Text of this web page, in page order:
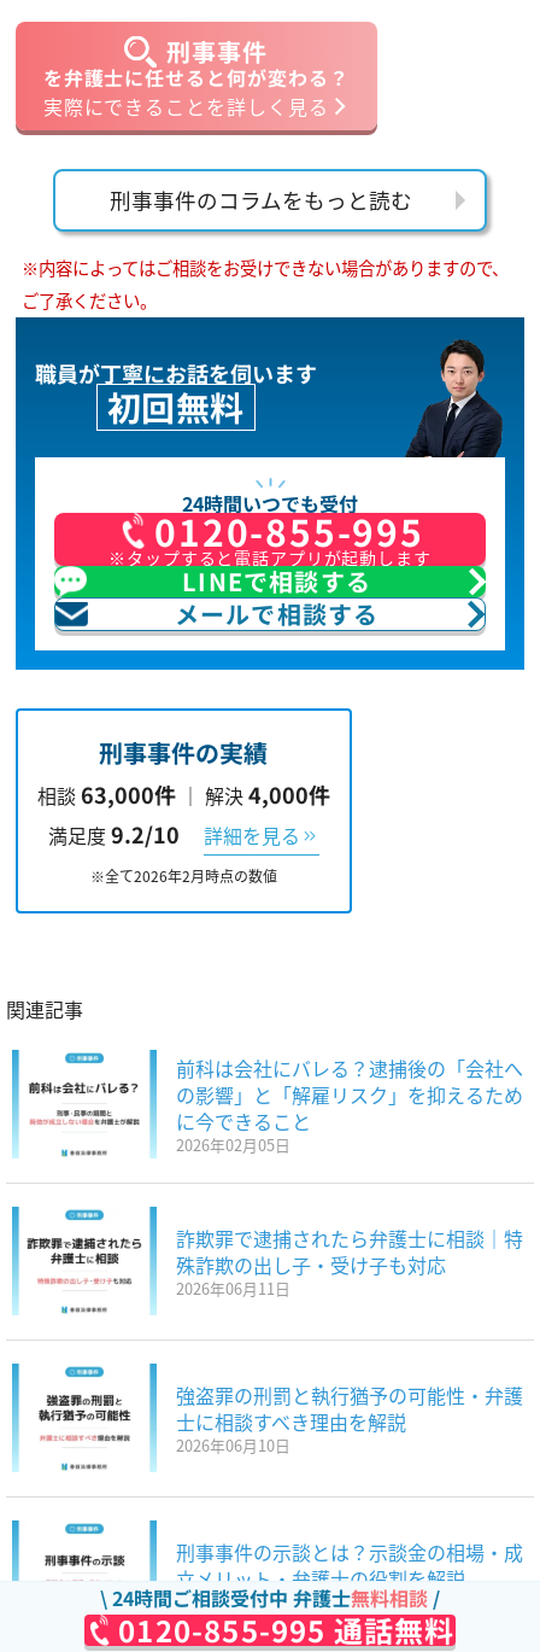
刑事事件
を弁護士に任せると何が変わる？
実際にできることを詳しく見る
刑事事件のコラムをもっと読む
※内容によってはご相談をお受けできない場合がありますので、
ご了承ください。
職員が丁寧にお話を伺います
初回無料
24時間いつでも受付
0120-855-995
※タップすると電話アプリが起動します
LINEで相談する
メールで相談する
刑事事件の実績
相談 63,000件 ｜ 解決4,000件
満足度 9.2/10 詳細を見る
※全て2026年2月時点の数値
関連記事
前科は会社にバレる？逮捕後の「会社へ
の影響」と「解雇リスク」を抑えるため
に今できること
2026年02月05日
詐欺罪で逮捕されたら弁護士に相談｜特
殊詐欺の出し子・受け子も対応
2026年06月11日
強盗罪の刑罰と執行猶予の可能性・弁護
士に相談すべき理由を解説
2026年06月10日
刑事事件の示談とは？示談金の相場・成
立メリット・弁護士の役割を解説
2026年06月10日
24時間ご相談受付中 弁護士無料相談
0120-855-995 通話無料